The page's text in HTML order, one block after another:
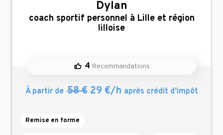
Dylan
,
coach sportif personnel à Lille et région
lilloise
4 Recommandations
À partir de 58 €29 €/h après crédit d’impôt
Remise en forme